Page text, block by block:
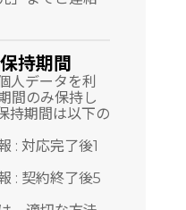
持期間
人データを利
間のみ保持し
持期間は以下の
: 対応完了後1
: 契約終了後5